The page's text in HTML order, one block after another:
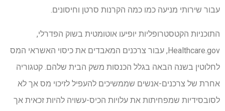
עבור שירותי מניעה כמו כמה הקרנות סרטן וחיסונים.
התוכניות הקטסטרופליות יופיעו אוטומטית בשוק הפדרלי,
Healthcare.gov, עבור צרכנים המאבדים את כיסוי האשראי המס
לחלוטין בשנה הבאה בגלל הכנסות משק הבית שלהם. קטגוריה
אחרת של צרכנים-אנשים שממשיכים להעפיל לזיכוי מס אך לא
לסובסידיות שמפחיתות את עלויות הכיס-עשויה להיות זכאית אך